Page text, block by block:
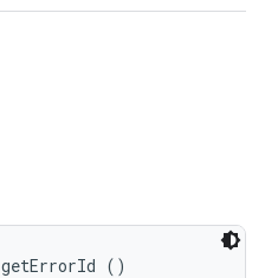
getErrorId ()